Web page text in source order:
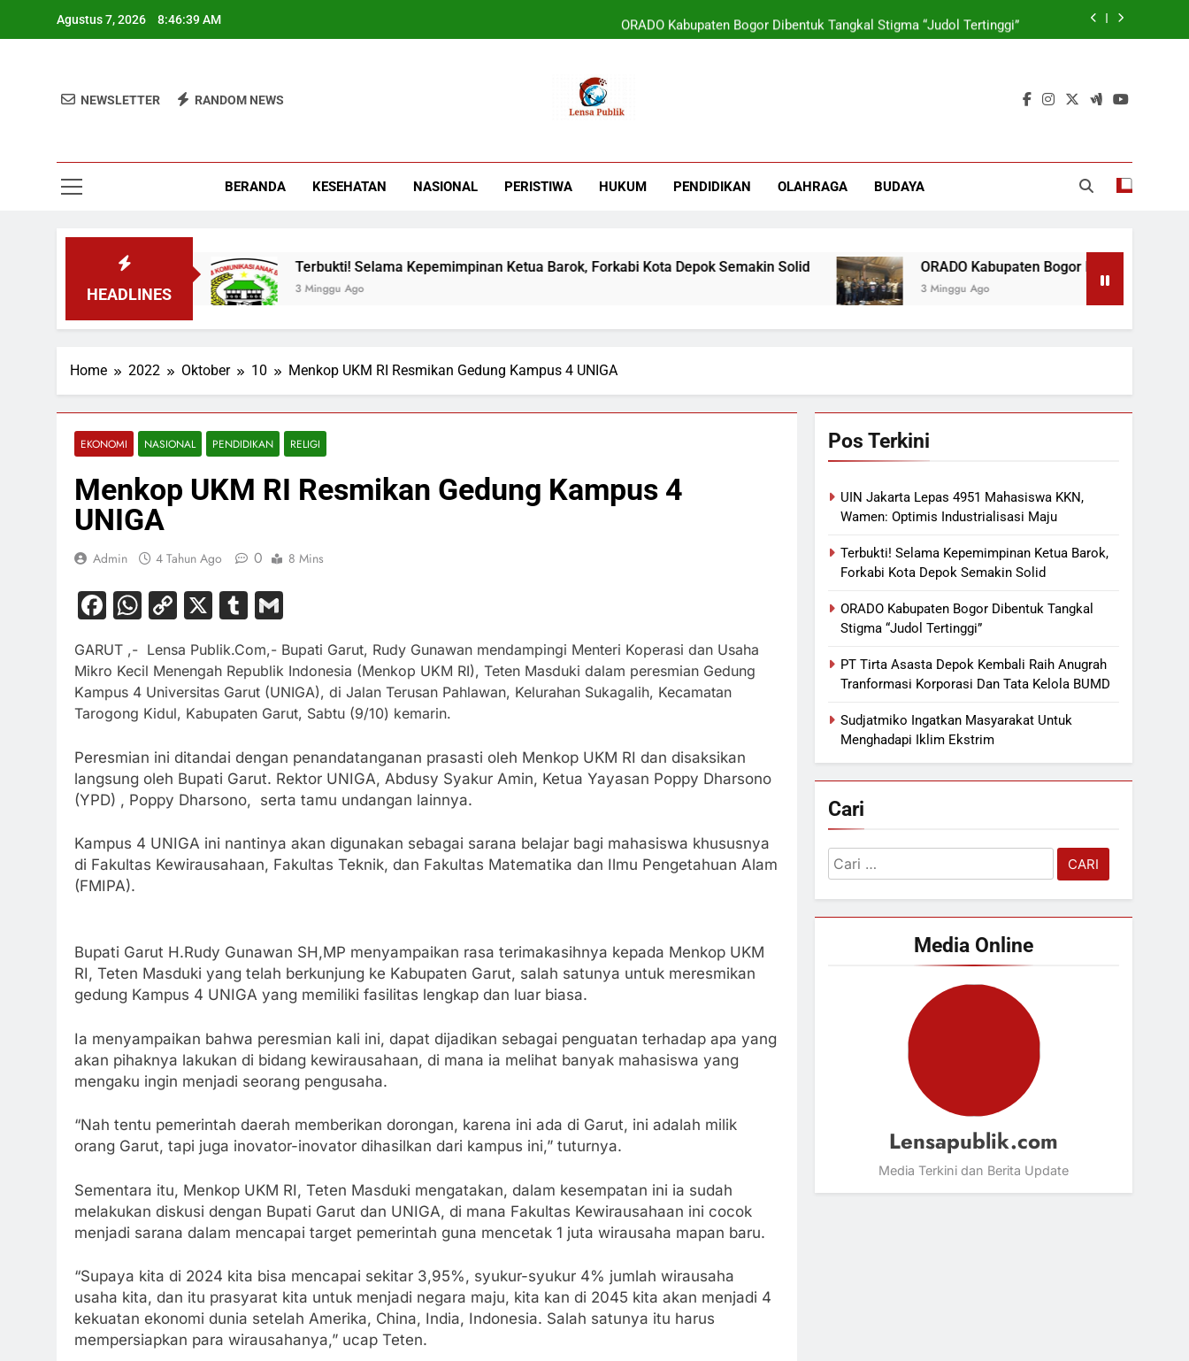
Agustus 7, 2026 8:46:40 AM ORADO Kabupaten Bogor Dibentuk Tangkal Stigma “Judol Tertinggi”
UIN Jakarta Lepas 4951 Mahasiswa KKN, Wamen: Optimis Industrialisasi Maju
NEWSLETTER RANDOM NEWS
BERANDA KESEHATAN NASIONAL PERISTIWA HUKUM PENDIDIKAN OLAHRAGA BUDAYA
HEADLINES
Terbukti! Selama Kepemimpinan Ketua Barok, Forkabi Kota Depok Semakin Solid
3 Minggu Ago
ORADO Kabupaten Bogor Dibentuk Tangkal Stigma
3 Minggu Ago
Home 2022 Oktober 10 Menkop UKM RI Resmikan Gedung Kampus 4 UNIGA
EKONOMI NASIONAL PENDIDIKAN RELIGI
Menkop UKM RI Resmikan Gedung Kampus 4
UNIGA
Admin 4 Tahun Ago 0 8 Mins
Facebook
WhatsApp
Copy
X Tumblr
GARUT ,- Lensa Publik.Com,- Bupati Garut, Rudy Gunawan mendampingi Menteri Koperasi dan Usaha
Mikro Kecil Menengah Republik Indonesia (Menkop UKM RI), Teten Masduki dalam peresmian Gedung
Kampus 4 Universitas Garut (UNIGA), di Jalan Terusan Pahlawan, Kelurahan Sukagalih, Kecamatan
Tarogong Kidul, Kabupaten Garut, Sabtu (9/10) kemarin.
Peresmian ini ditandai dengan penandatanganan prasasti oleh Menkop UKM RI dan disaksikan
langsung oleh Bupati Garut. Rektor UNIGA, Abdusy Syakur Amin, Ketua Yayasan Poppy Dharsono
(YPD) , Poppy Dharsono, serta tamu undangan lainnya.
Kampus 4 UNIGA ini nantinya akan digunakan sebagai sarana belajar bagi mahasiswa khususnya
di Fakultas Kewirausahaan, Fakultas Teknik, dan Fakultas Matematika dan Ilmu Pengetahuan Alam
(FMIPA).
Bupati Garut H.Rudy Gunawan SH,MP menyampaikan rasa terimakasihnya kepada Menkop UKM
RI, Teten Masduki yang telah berkunjung ke Kabupaten Garut, salah satunya untuk meresmikan
gedung Kampus 4 UNIGA yang memiliki fasilitas lengkap dan luar biasa.
Ia menyampaikan bahwa peresmian kali ini, dapat dijadikan sebagai penguatan terhadap apa yang
akan pihaknya lakukan di bidang kewirausahaan, di mana ia melihat banyak mahasiswa yang
mengaku ingin menjadi seorang pengusaha.
“Nah tentu pemerintah daerah memberikan dorongan, karena ini ada di Garut, ini adalah milik
orang Garut, tapi juga inovator-inovator dihasilkan dari kampus ini,” tuturnya.
Sementara itu, Menkop UKM RI, Teten Masduki mengatakan, dalam kesempatan ini ia sudah
melakukan diskusi dengan Bupati Garut dan UNIGA, di mana Fakultas Kewirausahaan ini cocok
menjadi sarana dalam mencapai target pemerintah guna mencetak 1 juta wirausaha mapan baru.
“Supaya kita di 2024 kita bisa mencapai sekitar 3,95%, syukur-syukur 4% jumlah wirausaha
usaha kita, dan itu prasyarat kita untuk menjadi negara maju, kita kan di 2045 kita akan menjadi 4
kekuatan ekonomi dunia setelah Amerika, China, India, Indonesia. Salah satunya itu harus
mempersiapkan para wirausahanya,” ucap Teten.
Pos Terkini
UIN Jakarta Lepas 4951 Mahasiswa KKN,
Wamen: Optimis Industrialisasi Maju
Terbukti! Selama Kepemimpinan Ketua Barok,
Forkabi Kota Depok Semakin Solid
ORADO Kabupaten Bogor Dibentuk Tangkal
Stigma “Judol Tertinggi”
PT Tirta Asasta Depok Kembali Raih Anugrah
Tranformasi Korporasi Dan Tata Kelola BUMD
Sudjatmiko Ingatkan Masyarakat Untuk
Menghadapi Iklim Ekstrim
Cari
Cari
untuk:
Media Online
Lensapublik.com
Media Terkini dan Berita Update